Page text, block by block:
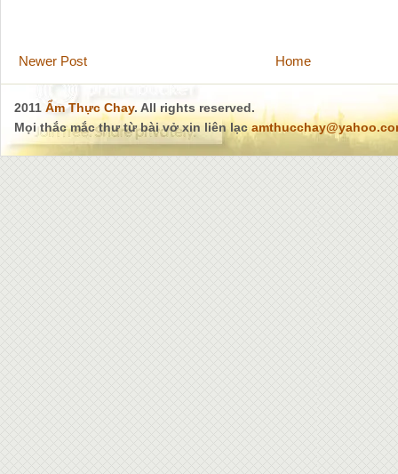
Newer Post Home
2011 Ẩm Thực Chay. All rights reserved.
Mọi thắc mắc thư từ bài vở xin liên lạc